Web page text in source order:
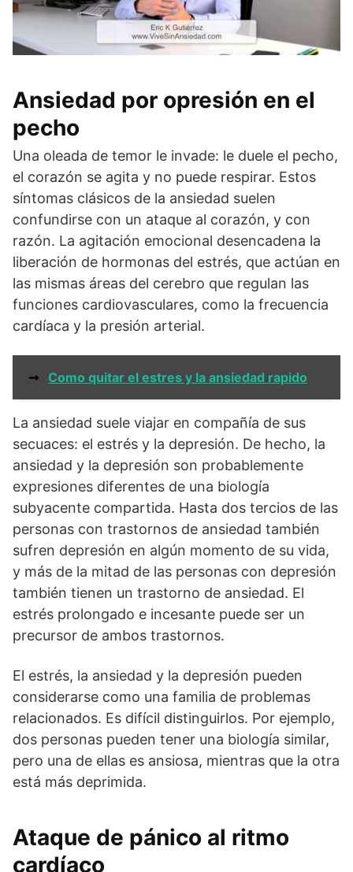
Ansiedad por opresión en el
pecho
Una oleada de temor le invade: le duele el pecho,
el corazón se agita y no puede respirar. Estos
síntomas clásicos de la ansiedad suelen
confundirse con un ataque al corazón, y con
razón. La agitación emocional desencadena la
liberación de hormonas del estrés, que actúan en
las mismas áreas del cerebro que regulan las
funciones cardiovasculares, como la frecuencia
cardíaca y la presión arterial.
➞ Como quitar el estres y la ansiedad rapido
La ansiedad suele viajar en compañía de sus
secuaces: el estrés y la depresión. De hecho, la
ansiedad y la depresión son probablemente
expresiones diferentes de una biología
subyacente compartida. Hasta dos tercios de las
personas con trastornos de ansiedad también
sufren depresión en algún momento de su vida,
y más de la mitad de las personas con depresión
también tienen un trastorno de ansiedad. El
estrés prolongado e incesante puede ser un
precursor de ambos trastornos.
El estrés, la ansiedad y la depresión pueden
considerarse como una familia de problemas
relacionados. Es difícil distinguirlos. Por ejemplo,
dos personas pueden tener una biología similar,
pero una de ellas es ansiosa, mientras que la otra
está más deprimida.
Ataque de pánico al ritmo
cardíaco